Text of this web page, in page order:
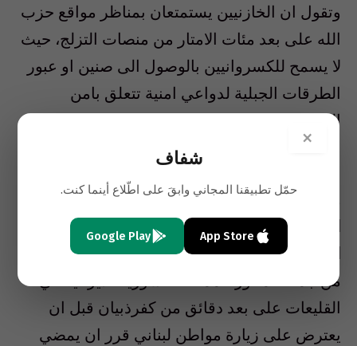
وتقول ان الخازنيين يستمتعان بمناظر مواقع حزب
الله على بعد مئات الامتار من منصات التزلج، حيث
لا يسمح للكسروانيين بالوصول الى صنين او عبور
الطرقات الجبلية لدواعي امنية تتعلق بامن
المقاومة وشبكة اتصالاتها ومنظومة صواريخها، ام
ان هذا الامر لا يتصل بامن الكسروانيين؟!
وتضيف المصادر انهكان الاجدى بالوزير والنائب
السابق فريد هيكل الخازن ان لا يستضيف سفير
النظام السوري “علي عبد الكريم علي”والمئات
من جماعة محور الممانعة السورية الايرانية في
القليعات على بعد دقائق من كفرذبيان قبل ان
يعترض على زيارة مواطن لبناني قرر ان يمضي
×
شفاف
حمّل تطبيقنا المجاني وابقَ على اطّلاع أينما كنت.
App Store
Google Play